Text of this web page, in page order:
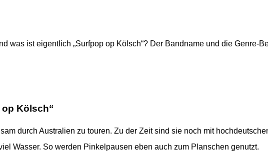
was ist eigentlich „Surfpop op Kölsch“? Der Bandname und die Genre-
Kölsch“
durch Australien zu touren. Zu der Zeit sind sie noch mit
Wasser. So werden Pinkelpausen eben auch zum Planschen genutzt.